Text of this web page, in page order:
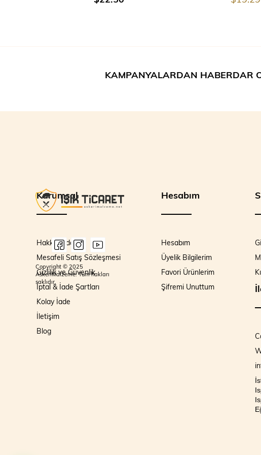
KAMPANYALARDAN HABERDAR
Kurumsal
Hakkımızda
Mesafeli Satış Sözleşmesi
Gizlilik ve Güvenlik
İptal & İade Şartları
Kolay İade
İletişim
Blog
Hesabım
Hesabım
Üyelik Bilgilerim
Favori Ürünlerim
Şifremi Unuttum
Copyright © 2025
AskeriMalzeme. Tüm hakları
saklıdır.